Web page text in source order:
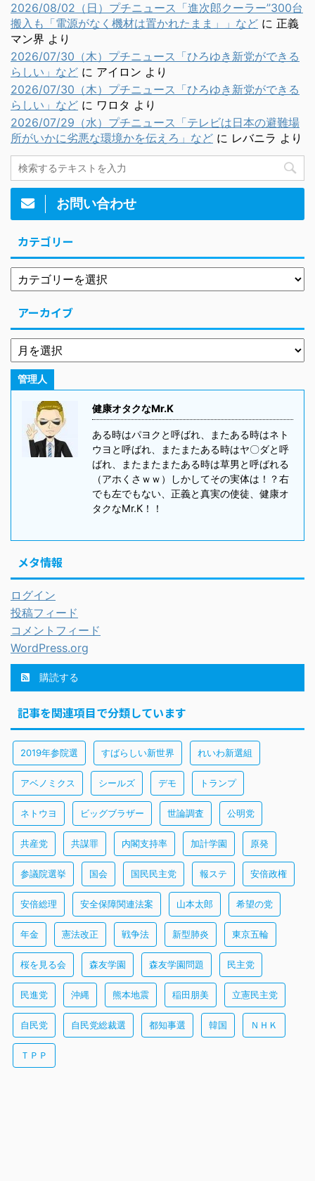
2026/08/02（日）プチニュース「進次郎クーラー”300台
搬入も「電源がなく機材は置かれたまま」」など に 正義
マン界 より
2026/07/30（木）プチニュース「ひろゆき新党ができる
らしい」など に アイロン より
2026/07/30（木）プチニュース「ひろゆき新党ができる
らしい」など に ワロタ より
2026/07/29（水）プチニュース「テレビは日本の避難場
所がいかに劣悪な環境かを伝えろ」など に レバニラ より
お問い合わせ
カテゴリー
アーカイブ
管理人
健康オタクなMr.K
ある時はパヨクと呼ばれ、またある時はネト
ウヨと呼ばれ、またまたある時はヤ〇ダと呼
ばれ、またまたまたある時は草男と呼ばれる
（アホくさｗｗ）しかしてその実体は！？右
でも左でもない、正義と真実の使徒、健康オ
タクなMr.K！！
メタ情報
ログイン
投稿フィード
コメントフィード
WordPress.org
購読する
記事を関連項目で分類しています
2019年参院選 すばらしい新世界 れいわ新選組
アベノミクス シールズ デモ トランプ
ネトウヨ ビッグブラザー 世論調査 公明党
共産党 共謀罪 内閣支持率 加計学園 原発
参議院選挙 国会 国民民主党 報ステ 安倍政権
安倍総理 安全保障関連法案 山本太郎 希望の党
年金 憲法改正 戦争法 新型肺炎 東京五輪
桜を見る会 森友学園 森友学園問題 民主党
民進党 沖縄 熊本地震 稲田朋美 立憲民主党
自民党 自民党総裁選 都知事選 韓国 ＮＨＫ
ＴＰＰ